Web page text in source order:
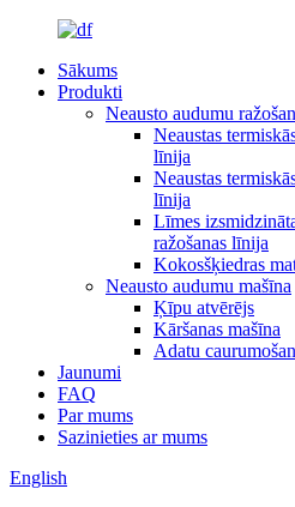
Sākums
Produkti
Neausto audumu
Neaustas
līnija
Neaustas
līnija
Līmes
ražošanas līnija
Kokosšķiedras
Neausto audumu mašīna
Ķīpu atvērējs
Kāršanas mašīna
Adatu
Jaunumi
FAQ
Par mums
Sazinieties ar mums
English